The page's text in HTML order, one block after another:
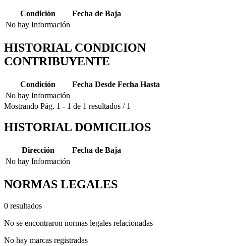
Condición
Fecha de Baja
No hay Información
HISTORIAL CONDICION
CONTRIBUYENTE
Condición Fecha Desde Fecha Hasta
No hay Información
Mostrando Pág. 1 - 1 de 1 resultados / 1
HISTORIAL DOMICILIOS
Dirección
Fecha de Baja
No hay Información
NORMAS LEGALES
0 resultados
No se encontraron normas legales relacionadas
No hay marcas registradas